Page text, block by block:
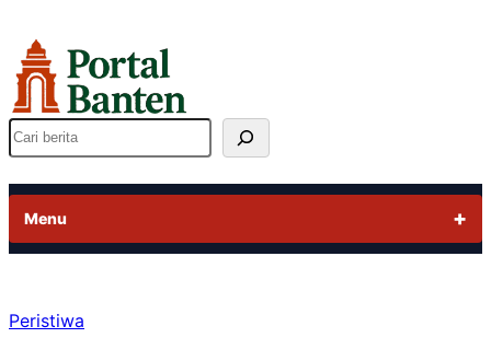
ke
konten
Cari
Menu
Peristiwa